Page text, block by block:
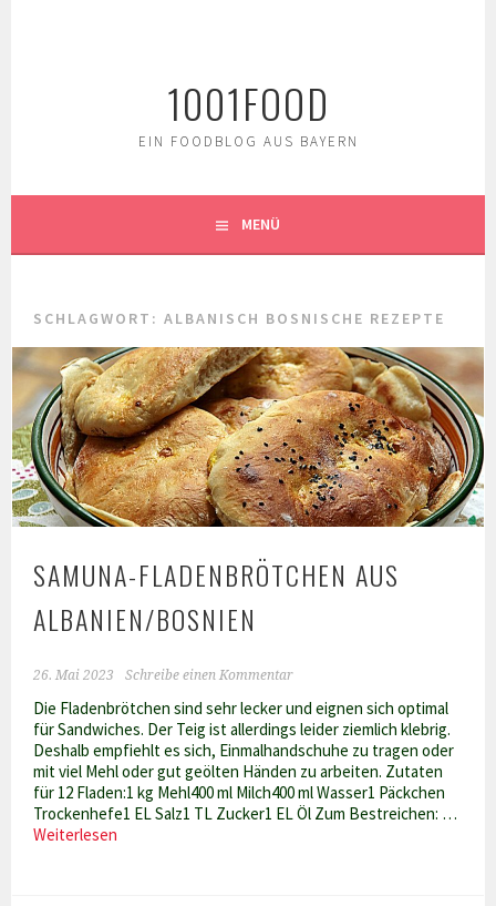
1001FOOD
EIN FOODBLOG AUS BAYERN
MENÜ
SCHLAGWORT:ALBANISCH BOSNISCHE REZEPTE
SAMUNA-FLADENBRÖTCHEN AUS
ALBANIEN/BOSNIEN
26. Mai 2023 Schreibe einen Kommentar
Die Fladenbrötchen sind sehr lecker und eignen sich optimal
für Sandwiches. Der Teig ist allerdings leider ziemlich klebrig.
Deshalb empfiehlt es sich, Einmalhandschuhe zu tragen oder
mit viel Mehl oder gut geölten Händen zu arbeiten. Zutaten
für 12 Fladen:1 kg Mehl400 ml Milch400 ml Wasser1 Päckchen
Trockenhefe1 EL Salz1 TL Zucker1 EL Öl Zum Bestreichen: …
Weiterlesen